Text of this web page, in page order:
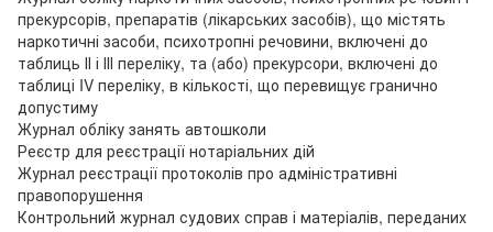
прекурсорів, препаратів (лікарських засобів), що містять
наркотичні засоби, психотропні речовини, включені до
таблиць ІІ і ІІІ переліку, та (або) прекурсори, включені до
таблиці IV переліку, в кількості, що перевищує гранично
допустиму
Журнал обліку занять автошколи
Реєстр для реєстрації нотаріальних дій
Журнал реєстрації протоколів про адміністративні
правопорушення
Контрольний журнал судових справ і матеріалів, переданих